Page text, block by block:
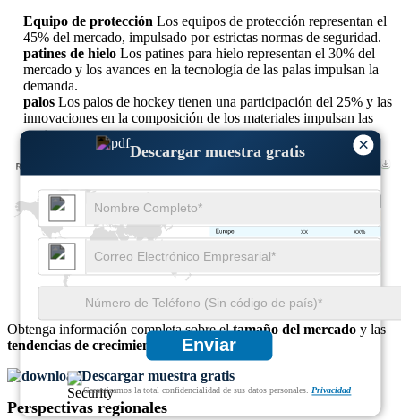
×
Descargar muestra gratis
Enviar
Garantizamos la total confidencialidad de sus datos personales.Privacidad
Equipo de protección Los equipos de protección representan el
45% del mercado, impulsado por estrictas normas de seguridad.
patines de hielo Los patines para hielo representan el 30% del
mercado y los avances en la tecnología de las palas impulsan la
demanda.
palos Los palos de hockey tienen una participación del 25% y las
innovaciones en la composición de los materiales impulsan las
ventas.
XX%
XX
Obtenga información completa sobre eltamaño del mercado y las
tendencias de crecimiento
Descargar muestra gratis
Perspectivas regionales